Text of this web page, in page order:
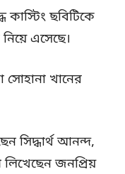
ছবিটিকে
এসেছে।
সোহানা খানের
সিদ্ধার্থ আনন্দ,
জনপ্রিয়